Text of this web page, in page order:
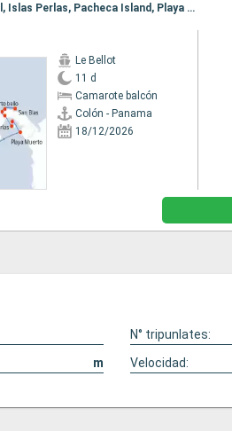
Itinerario : Colón - Panama, Porto bello, San Blas, Crossing Panama canal, Islas Perlas, Pacheca Island, Playa Muerto, Isla de Coiba, rio esquinas, Puerto Jimenez, Curú, Puntarenas
Le Bellot
11 d
Camarote balcón
Colón - Panama
18/12/2026
N° tripunlates:
m Velocidad: